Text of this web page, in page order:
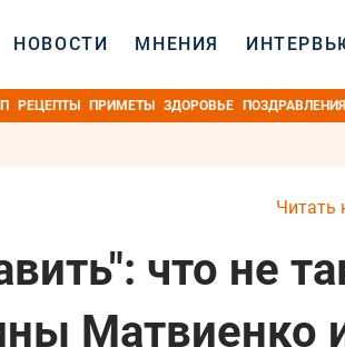
НОВОСТИ МНЕНИЯ
РЕЦЕПТЫ ПРИМЕТЫ ЗДОРОВЬЕ ПОЗДРАВЛЕНИЯ
Читать
что не
Матвиенко